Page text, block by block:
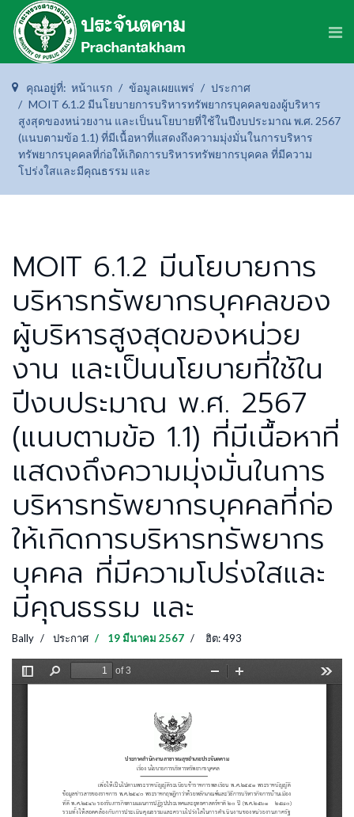
คุณอยู่ที่: หน้าแรก ข้อมูลเผยแพร่
ประกาศ
MOIT 6.1.2 มีนโยบายการบริหารทรัพยากรบุคคลของผู้บริหาร
สูงสุดของหน่วยงาน และเป็นนโยบายที่ใช้ในปีงบประมาณ พ.ศ. 2567
(แนบตามข้อ 1.1) ที่มีเนื้อหาที่แสดงถึงความมุ่งมั่นในการบริหาร
ทรัพยากรบุคคลที่ก่อให้เกิดการบริหารทรัพยากรบุคคล ที่มีความ
โปร่งใสและมีคุณธรรม และ
MOIT 6.1.2 มีนโยบายการ
บริหารทรัพยากรบุคคลของ
ผู้บริหารสูงสุดของหน่วย
งาน และเป็นนโยบายที่ใช้ใน
ปีงบประมาณ พ.ศ. 2567
(แนบตามข้อ 1.1) ที่มีเนื้อหาที่
แสดงถึงความมุ่งมั่นในการ
บริหารทรัพยากรบุคคลที่ก่อ
ให้เกิดการบริหารทรัพยากร
บุคคล ที่มีความโปร่งใสและ
มีคุณธรรม และ
Bally ประกาศ 19 มีนาคม 2567 ฮิต: 493